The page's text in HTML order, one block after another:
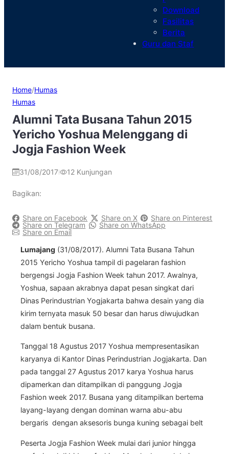
Download
Fasilitas
Berita
Guru dan Staf
Home/Humas
Humas
Alumni Tata Busana Tahun 2015
Yericho Yoshua Melenggang di
Jogja Fashion Week
31/08/2017 12 Kunjungan
Bagikan:
Share on Facebook Share on X
Share on Pinterest
Share on Telegram
Share on WhatsApp
Share on Email
Lumajang (31/08/2017). Alumni Tata Busana Tahun
2015 Yericho Yoshua tampil di pagelaran fashion
bergengsi Jogja Fashion Week tahun 2017. Awalnya,
Yoshua, sapaan akrabnya dapat pesan singkat dari
Dinas Perindustrian Yogjakarta bahwa desain yang dia
kirim ternyata masuk 50 besar dan harus diwujudkan
dalam bentuk busana.
Tanggal 18 Agustus 2017 Yoshua mempresentasikan
karyanya di Kantor Dinas Perindustrian Jogjakarta. Dan
pada tanggal 27 Agustus 2017 karya Yoshua harus
dipamerkan dan ditampilkan di panggung Jogja
Fashion week 2017. Busana yang ditampilkan bertema
layang-layang dengan dominan warna abu-abu
bergaris dengan aksesoris bunga kuning sebagai belt
Peserta Jogja Fashion Week mulai dari junior hingga